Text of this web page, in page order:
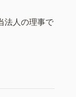
人の理事で